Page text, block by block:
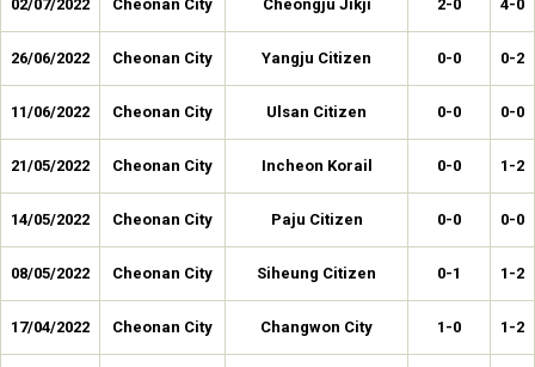
02/07/2022 Cheonan City Cheongju Jikji 2-0 4-0
26/06/2022 Cheonan City Yangju Citizen 0-0 0-2
11/06/2022 Cheonan City Ulsan Citizen 0-0 0-0
21/05/2022 Cheonan City Incheon Korail 0-0 1-2
14/05/2022 Cheonan City Paju Citizen 0-0 0-0
08/05/2022 Cheonan City Siheung Citizen 0-1 1-2
17/04/2022 Cheonan City Changwon City 1-0 1-2